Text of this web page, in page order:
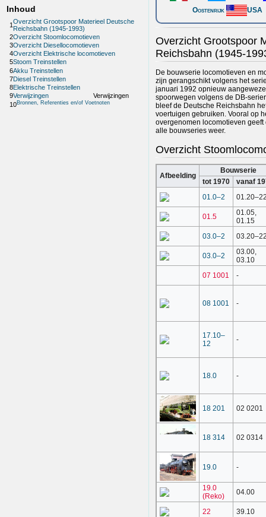
Inhoud
1Overzicht Grootspoor Materieel Deutsche
Reichsbahn (1945-1993)
2Overzicht Stoomlocomotieven
3Overzicht Diesellocomotieven
4Overzicht Elektrische locomotieven
5Stoom Treinstellen
6Akku Treinstellen
7Diesel Treinstellen
8Elektrische Treinstellen
9Verwijzingen
Verwijzingen
10Bronnen, Referenties en/of Voetnoten
Oostenrijk
USA
Overzicht Grootspoor
Reichsbahn (1945-
De bouwserie locomotieven en
zijn gerangschikt volgens het
januari 1992 opnieuw
spoorwegen volgens de DB-
bleef de Deutsche Reichsbahn
voertuigen gebruiken. Vooral op
overgenomen locomotieven
alle bouwseries weer.
Overzicht
Afbeelding
Bouwserie
tot 1970
vanaf
01.0–2
01.5
01.05,
01.15
03.0–2
03.0–2
03.00,
03.10
07 1001
-
08 1001 -
17.10–
12
-
18.0 -
18 201 02 0201
18 314 02 0314
19.0 -
19.0
(Reko)
04.00
22 39.10